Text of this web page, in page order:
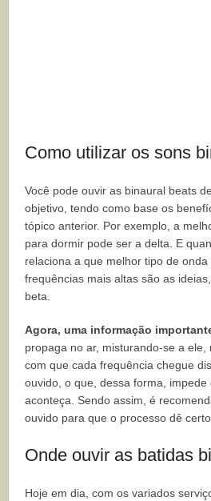
Como utilizar os sons
Você pode ouvir as binaural beats
objetivo, tendo como base os
tópico anterior. Por exemplo, a
para dormir pode ser a delta. E
relaciona a que melhor tipo de
frequências mais altas são as
beta.
Agora, uma informação
propaga no ar, misturando-se a
com que cada frequência chegue
ouvido, o que, dessa forma,
aconteça. Sendo assim, é
ouvido para que o processo dê
Onde ouvir as batidas
Hoje em dia, com os variados